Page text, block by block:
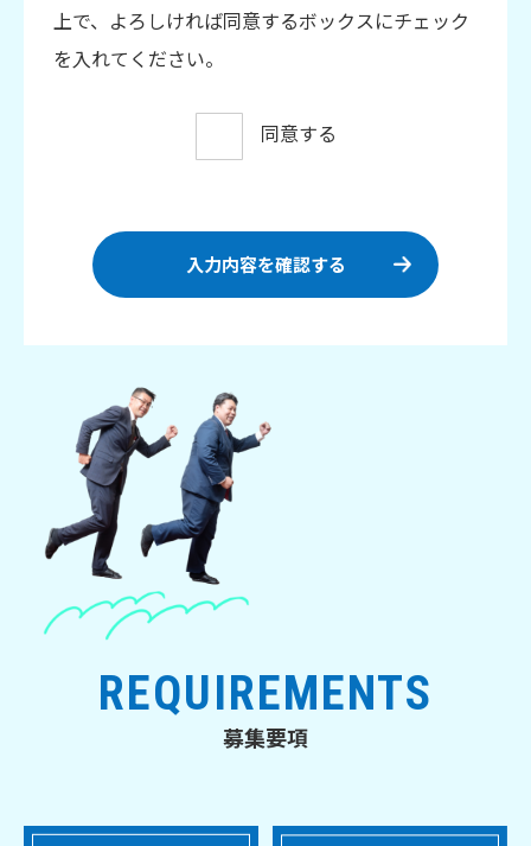
上で、よろしければ同意するボックスにチェック
を入れてください。
同意する
REQUIREMENTS
募集要項